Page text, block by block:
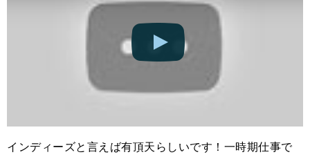
インディーズと言えば有頂天らしいです！一時期仕事で